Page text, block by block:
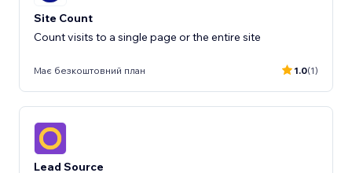
Site Count
Count visits to a single page or the entire site
Має безкоштовний план 1.0(1)
Lead Source